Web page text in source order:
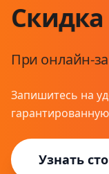
При онлайн-
Запишитесь на
Узнать